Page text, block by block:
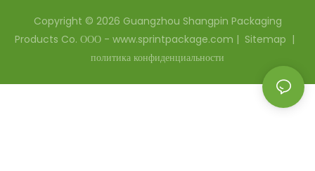
Copyright © 2026 Guangzhou Shangpin Packaging
Products Co. ООО - www.sprintpackage.com | Sitemap |
политика конфиденциальности